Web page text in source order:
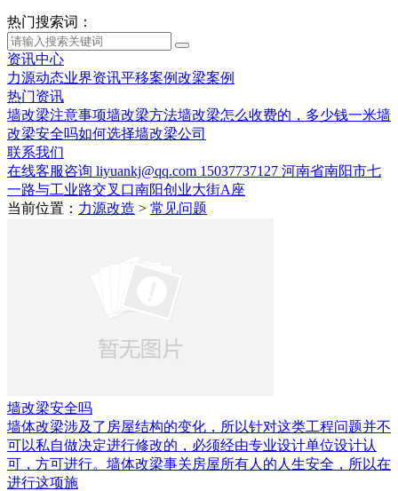
热门搜索词：
资讯中心
力源动态业界资讯平移案例改梁案例
热门资讯
墙改梁注意事项墙改梁方法墙改梁怎么收费的，多少钱一米墙
改梁安全吗如何选择墙改梁公司
联系我们
在线客服咨询 liyuankj@qq.com 15037737127 河南省南阳市七
一路与工业路交叉口南阳创业大街A座
当前位置： 力源改造 > 常见问题
墙改梁安全吗
墙体改梁涉及了房屋结构的变化，所以针对这类工程问题并不
可以私自做决定进行修改的，必须经由专业设计单位设计认
可，方可进行。墙体改梁事关房屋所有人的人生安全，所以在
进行这项施